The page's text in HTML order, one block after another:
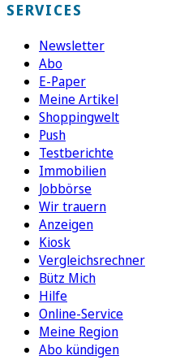
SERVICES
Newsletter
Abo
E-Paper
Meine Artikel
Shoppingwelt
Push
Testberichte
Immobilien
Jobbörse
Wir trauern
Anzeigen
Kiosk
Vergleichsrechner
Bütz Mich
Hilfe
Online-Service
Meine Region
Abo kündigen